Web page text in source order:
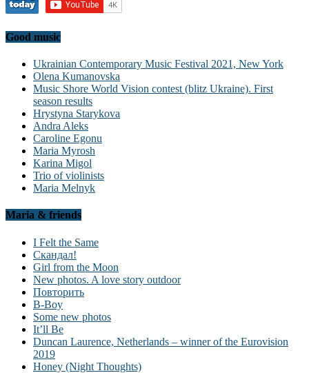
Good music
Ukrainian Contemporary Music Festival 2021, New York
Olena Kumanovska
Music Shore World Vision contest (blitz Ukraine). First
season results
Hrystyna Starykova
Andra Aleks
Caroline Egonu
Maria Myrosh
Karina Migol
Trio of violinists
Maria Melnyk
Maria & friends
I Felt the Same
Скандал!
Girl from the Moon
New photos. A love story outdoor
Повторить
B-Boy
Some new photos
It’ll Be
Duncan Laurence, Netherlands – winner of the Eurovision
2019
Honey (Night Thoughts)